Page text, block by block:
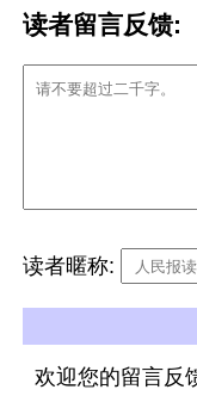
读者留言反馈:
读者暱称:
欢迎您的留言反